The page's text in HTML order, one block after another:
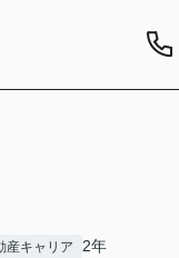
産キャリア 2年